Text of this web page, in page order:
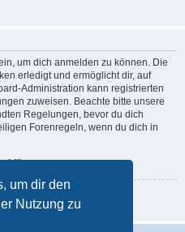
um dir den
Nutzung zu
um dich anmelden zu können. Die
erledigt und ermöglicht dir, auf
Administration kann registrierten
zuweisen. Beachte bitte unsere
Regelungen, bevor du dich
Forenregeln, wenn du dich in